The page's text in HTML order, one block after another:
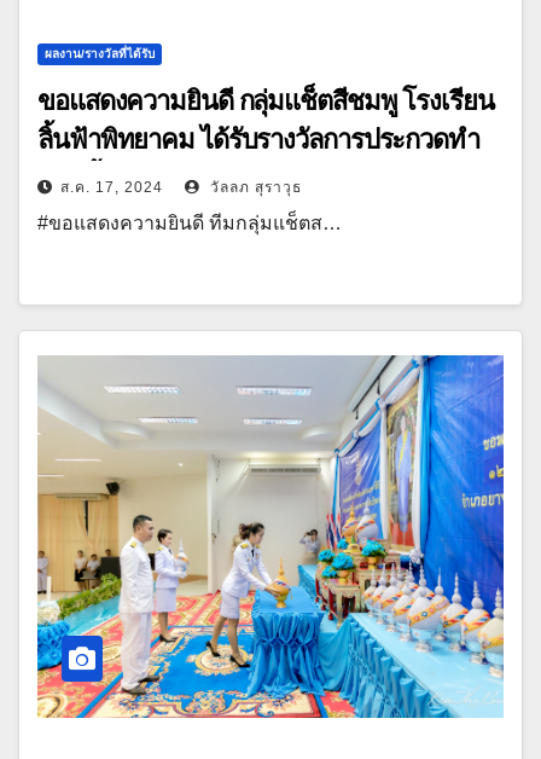
ผลงาน/รางวัลที่ได้รับ
ขอแสดงความยินดี กลุ่มแช็ตสีชมพู โรงเรียน
ลิ้นฟ้าพิทยาคม ได้รับรางวัลการประกวดทำ
คลิปสั้น
ส.ค. 17, 2024 วัลลภ สุราวุธ
#ขอแสดงความยินดี ทีมกลุ่มแช็ตส…